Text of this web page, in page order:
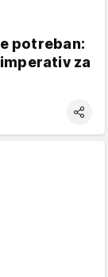
potreban:
za